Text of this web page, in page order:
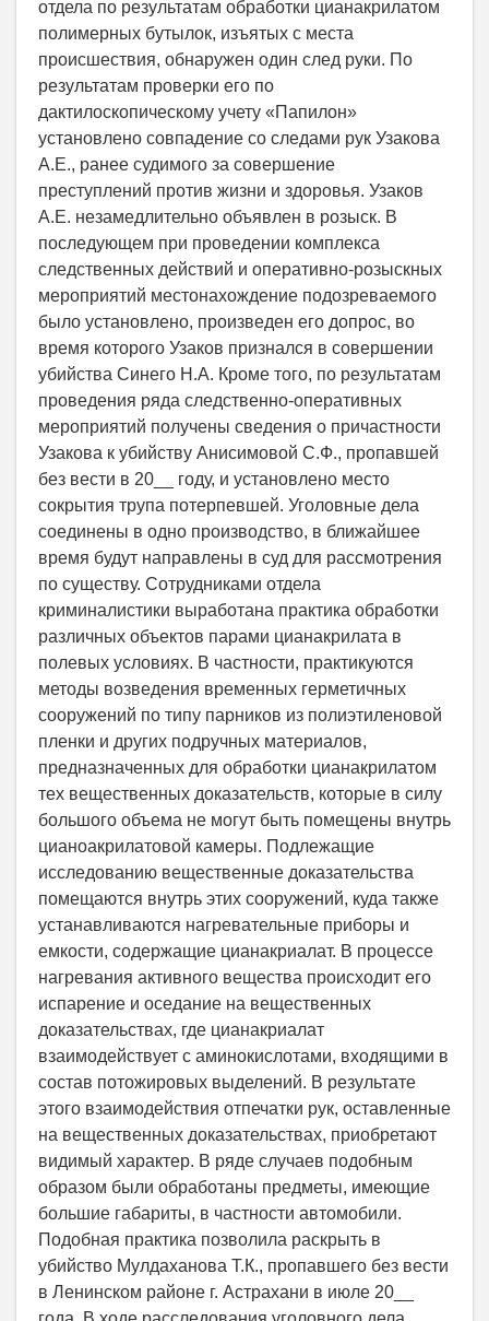
отдела по результатам обработки цианакрилатом
полимерных бутылок, изъятых с места
происшествия, обнаружен один след руки. По
результатам проверки его по
дактилоскопическому учету «Папилон»
установлено совпадение со следами рук Узакова
А.Е., ранее судимого за совершение
преступлений против жизни и здоровья. Узаков
А.Е. незамедлительно объявлен в розыск. В
последующем при проведении комплекса
следственных действий и оперативно-розыскных
мероприятий местонахождение подозреваемого
было установлено, произведен его допрос, во
время которого Узаков признался в совершении
убийства Синего Н.А. Кроме того, по результатам
проведения ряда следственно-оперативных
мероприятий получены сведения о причастности
Узакова к убийству Анисимовой С.Ф., пропавшей
без вести в 20__ году, и установлено место
сокрытия трупа потерпевшей. Уголовные дела
соединены в одно производство, в ближайшее
время будут направлены в суд для рассмотрения
по существу. Сотрудниками отдела
криминалистики выработана практика обработки
различных объектов парами цианакрилата в
полевых условиях. В частности, практикуются
методы возведения временных герметичных
сооружений по типу парников из полиэтиленовой
пленки и других подручных материалов,
предназначенных для обработки цианакрилатом
тех вещественных доказательств, которые в силу
большого объема не могут быть помещены внутрь
цианоакрилатовой камеры. Подлежащие
исследованию вещественные доказательства
помещаются внутрь этих сооружений, куда также
устанавливаются нагревательные приборы и
емкости, содержащие цианакриалат. В процессе
нагревания активного вещества происходит его
испарение и оседание на вещественных
доказательствах, где цианакриалат
взаимодействует с аминокислотами, входящими в
состав потожировых выделений. В результате
этого взаимодействия отпечатки рук, оставленные
на вещественных доказательствах, приобретают
видимый характер. В ряде случаев подобным
образом были обработаны предметы, имеющие
большие габариты, в частности автомобили.
Подобная практика позволила раскрыть в
убийство Мулдаханова Т.К., пропавшего без вести
в Ленинском районе г. Астрахани в июле 20__